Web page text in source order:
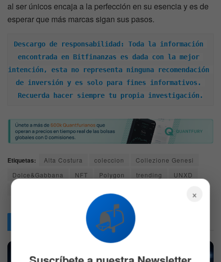
al ser únicos encaja a la perfección en su esencia y es de
esperar que más marcas sigan sus pasos.
Descargo de responsabilidad: Toda la información
encontrada en Bitfinanzas es dada con la mejor
intención, esta no representa ninguna recomendación
de inversión y es solo para fines informativos.
Recuerda hacer siempre tu propia investigación.
Etiquetas: Alta Costura coleccion
Collezione Genesi
Dolce&Gabbana
NFT Polygon trending
UNXD
Relacionados
×
📬